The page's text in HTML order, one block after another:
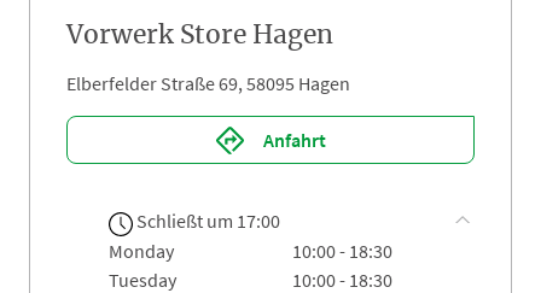
Vorwerk Store Hagen
Elberfelder Straße 69, 58095 Hagen
Anfahrt
Schließt um 17:00
monday
10:00 - 18:30
tuesday
10:00 - 18:30